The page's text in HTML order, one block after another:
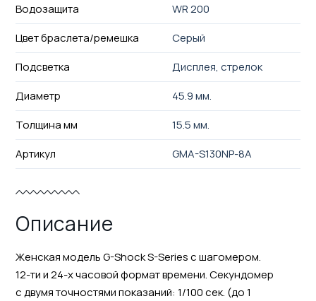
Водозащита
WR 200
Цвет браслета/ремешка
Серый
Подсветка
Дисплея, стрелок
Диаметр
45.9 мм.
Толщина мм
15.5 мм.
Артикул
GMA-S130NP-8A
Описание
Женская модель G-Shock S-Series с шагомером.
12-ти и 24-х часовой формат времени. Секундомер
с двумя точностями показаний: 1/100 сек. (до 1